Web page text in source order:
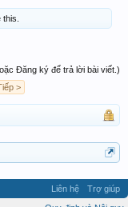
this.
Đăng ký để trả lời bài viết.)
>
Liên hệ
Trợ giúp